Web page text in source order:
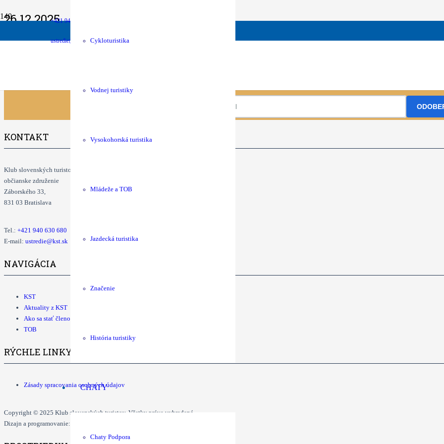
+421 940 630 680
ustredie@kst.sk Cykloturistika
Vodnej turistiky
Vysokohorská turistika
Mládeže a TOB
Jazdecká turistika
Značenie
História turistiky
CHATY
Chaty Podpora
26.12.2025
Štefánsky výstup na Sľubicu (1 129 m n.m. Branisko)
KONTAKT
Klub slovenských turistov
občianske združenie
Záborského 33,
831 03 Bratislava
Tel.: +421 940 630 680
E-mail: ustredie@kst.sk
NAVIGÁCIA
KST
Aktuality z KST
Ako sa stať členom KST
TOB
RÝCHLE LINKY
Zásady spracovania osobných údajov
Copyright © 2025 Klub slovenských turistov. Všetky práva vyhradené.
Dizajn a programovanie: Dušan Ďurčo, Tomáš Grman.